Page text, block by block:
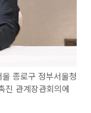
종로구 정부서울청
진 관계장관회의에